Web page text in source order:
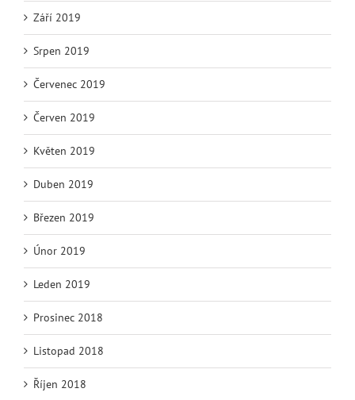
Září 2019
Srpen 2019
Červenec 2019
Červen 2019
Květen 2019
Duben 2019
Březen 2019
Únor 2019
Leden 2019
Prosinec 2018
Listopad 2018
Říjen 2018